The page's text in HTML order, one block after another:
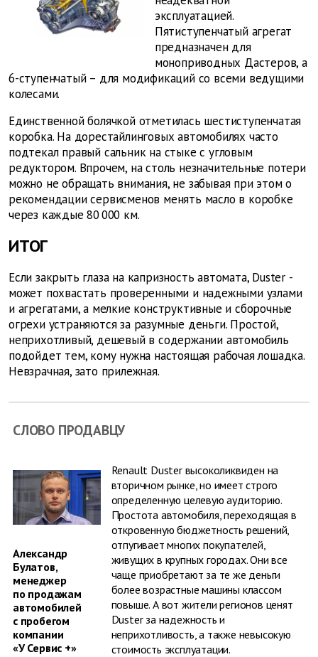
эксплуатацией.
Пятиступенчатый агрегат
предназначен для
моноприводных Дастеров, а
6-ступенчатый – для модификаций со всеми ведущими
колесами.
Единственной болячкой отметилась шестиступенчатая
коробка. На дорестайлинговых автомобилях часто
подтекал правый сальник на стыке с угловым
редуктором. Впрочем, на столь незначительные потери
можно не обращать внимания, не забывая при этом о
рекомендации сервисменов менять масло в коробке
через каждые 80 000 км.
ИТОГ
Если закрыть глаза на капризность автомата, Duster ­
может похвастать проверенными и надежными узлами
и агрегатами, а мелкие конструктивные и сборочные
огрехи устраняются за разумные деньги. Простой,
неприхотливый, дешевый в содержании автомобиль
подойдет тем, кому нужна настоящая рабочая лошадка.
Невзрачная, зато прилежная.
СЛОВО ПРОДАВЦУ
Александр
Булатов,
менеджер
по продажам
автомобилей
с пробегом
компании
«У Сервис +»
Renault Duster высоколиквиден на
вторичном рынке, но имеет строго
определенную целевую аудиторию.
Простота автомобиля, переходящая в
откровенную бюджетность решений,
отпугивает многих покупателей,
живущих в крупных городах. Они все
чаще приобретают за те же деньги
более возрастные машины классом
повыше. А вот жители регионов ценят
Duster за надежность и
неприхотливость, а также невысокую
сто­имость эксплу­атации.